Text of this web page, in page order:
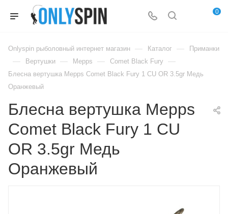
0
Onlyspin рыболовный интернет магазин — Каталог — Приманки
— Вертушки — Mepps — Comet Black Fury —
Блесна вертушка Mepps Comet Black Fury 1 CU OR 3.5gr Медь
Оранжевый
Блесна вертушка Mepps
Comet Black Fury 1 CU
OR 3.5gr Медь
Оранжевый